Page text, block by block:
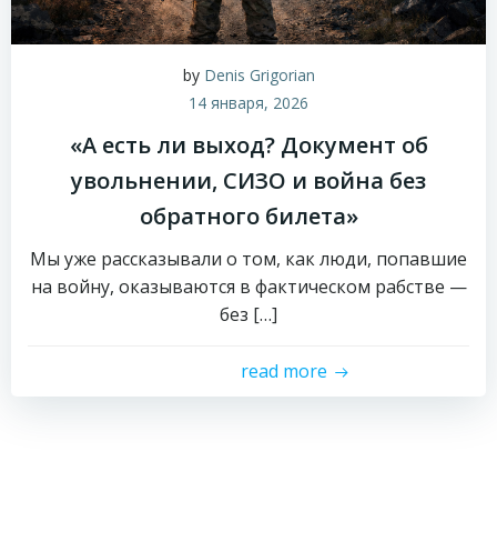
by Denis Grigorian
14 января, 2026
«А есть ли выход? Документ об
увольнении, СИЗО и война без
обратного билета»
Мы уже рассказывали о том, как люди, попавшие
на войну, оказываются в фактическом рабстве —
без […]
read more